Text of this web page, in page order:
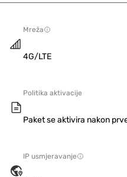
Mreža
4G/LTE
Politika aktivacije
Paket se aktivira nakon
IP usmjeravanje